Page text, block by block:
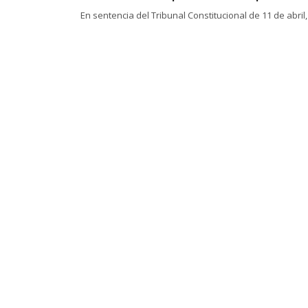
En sentencia del Tribunal Constitucional de 11 de